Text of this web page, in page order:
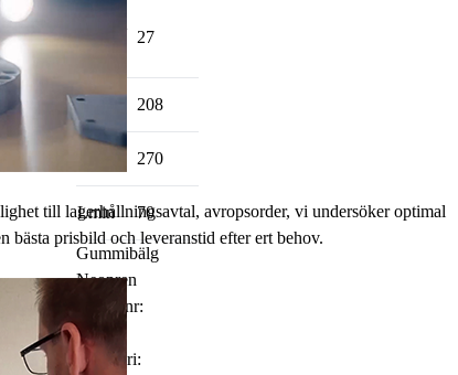
till lagerhållningsavtal, avropsorder, vi undersöker optimal
prisbild och leveranstid efter ert behov.
27
Längd 208
270
Lmin 70
Gummibälg
Neopren
Artikelnr:
S136N
Kategori: